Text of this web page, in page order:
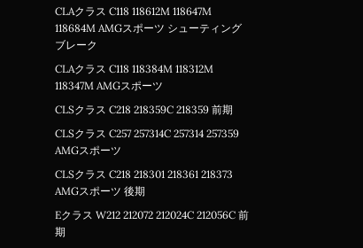
CLAクラス C118 118612M 118647M
118684M AMGスポーツ シューティング
ブレーク
CLAクラス C118 118384M 118312M
118347M AMGスポーツ
CLSクラス C218 218359C 218359 前期
CLSクラス C257 257314C 257314 257359
AMGスポーツ
CLSクラス C218 218301 218361 218373
AMGスポーツ 後期
Eクラス W212 212072 212024C 212056C 前
期